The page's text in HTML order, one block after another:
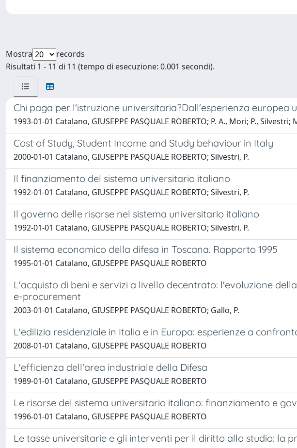
Mostra
records
Risultati 1 - 11 di 11 (tempo di esecuzione: 0.001 secondi).
Chi paga per l'istruzione universitaria?Dall'esperienza
1993-01-01 Catalano, GIUSEPPE PASQUALE ROBERTO; P. A., Mori; P., Silvestri;
Cost of Study, Student Income and Study behaviour in Italy
2000-01-01 Catalano, GIUSEPPE PASQUALE ROBERTO; Silvestri, P.
Il finanziamento del sistema universitario italiano
1992-01-01 Catalano, GIUSEPPE PASQUALE ROBERTO; Silvestri, P.
Il governo delle risorse nel sistema universitario italiano
1992-01-01 Catalano, GIUSEPPE PASQUALE ROBERTO; Silvestri, P.
Il sistema economico della difesa in Toscana. Rapporto 1995
1995-01-01 Catalano, GIUSEPPE PASQUALE ROBERTO
L'acquisto di beni e servizi a livello decentrato: l'evoluzione
e-procurement
2003-01-01 Catalano, GIUSEPPE PASQUALE ROBERTO; Gallo, P.
L'edilizia residenziale in Italia e in Europa: esperienze a
2008-01-01 Catalano, GIUSEPPE PASQUALE ROBERTO
L'efficienza dell'area industriale della Difesa
1989-01-01 Catalano, GIUSEPPE PASQUALE ROBERTO
Le risorse del sistema universitario italiano: finanziamento e
1996-01-01 Catalano, GIUSEPPE PASQUALE ROBERTO
Le tasse universitarie e gli interventi per il diritto allo studio: la